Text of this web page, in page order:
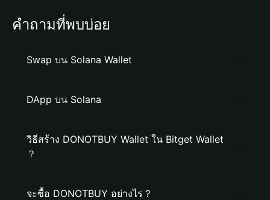
คำถามที่พบบ่อย
Swap บน Solana Wallet
DApp บน Solana
วิธีสร้าง DONOTBUY Wallet ใน Bitget Wallet
？
จะซื้อ DONOTBUY อย่างไร？